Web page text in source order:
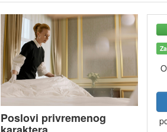
Poslovi privremenog